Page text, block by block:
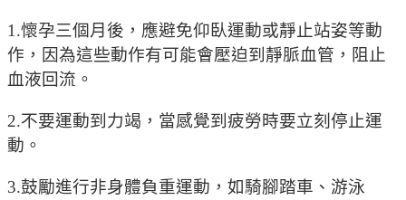
1.懷孕三個月後，應避免仰臥運動或靜止站姿等動
作，因為這些動作有可能會壓迫到靜脈血管，阻止
血液回流。
2.不要運動到力竭，當感覺到疲勞時要立刻停止運
動。
3.鼓勵進行非身體負重運動，如騎腳踏車、游泳